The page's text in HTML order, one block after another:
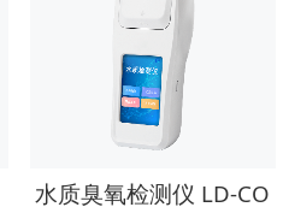
水质臭氧检测仪 LD-CO